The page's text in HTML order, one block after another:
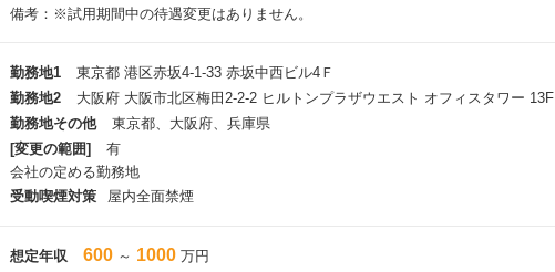
備考：※試用期間中の待遇変更はありません。
勤務地1
東京都 港区赤坂4-1-33 赤坂中西ビル4Ｆ
勤務地2
大阪府 大阪市北区梅田2-2-2 ヒルトンプラザウエスト オフィスタワー 13F
勤務地その他
東京都、大阪府、兵庫県
[変更の範囲]
有
会社の定める勤務地
受動喫煙対策
屋内全面禁煙
想定年収 600 ～ 1000 万円